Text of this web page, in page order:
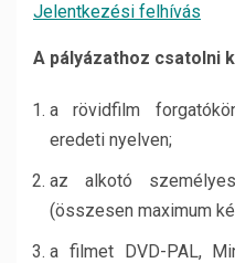
Jelentkezési felhívás
A pályázathoz csatolni
a rövidfilm
eredeti nyelven;
az alkotó
(összesen maximum
a filmet DVD-PAL,